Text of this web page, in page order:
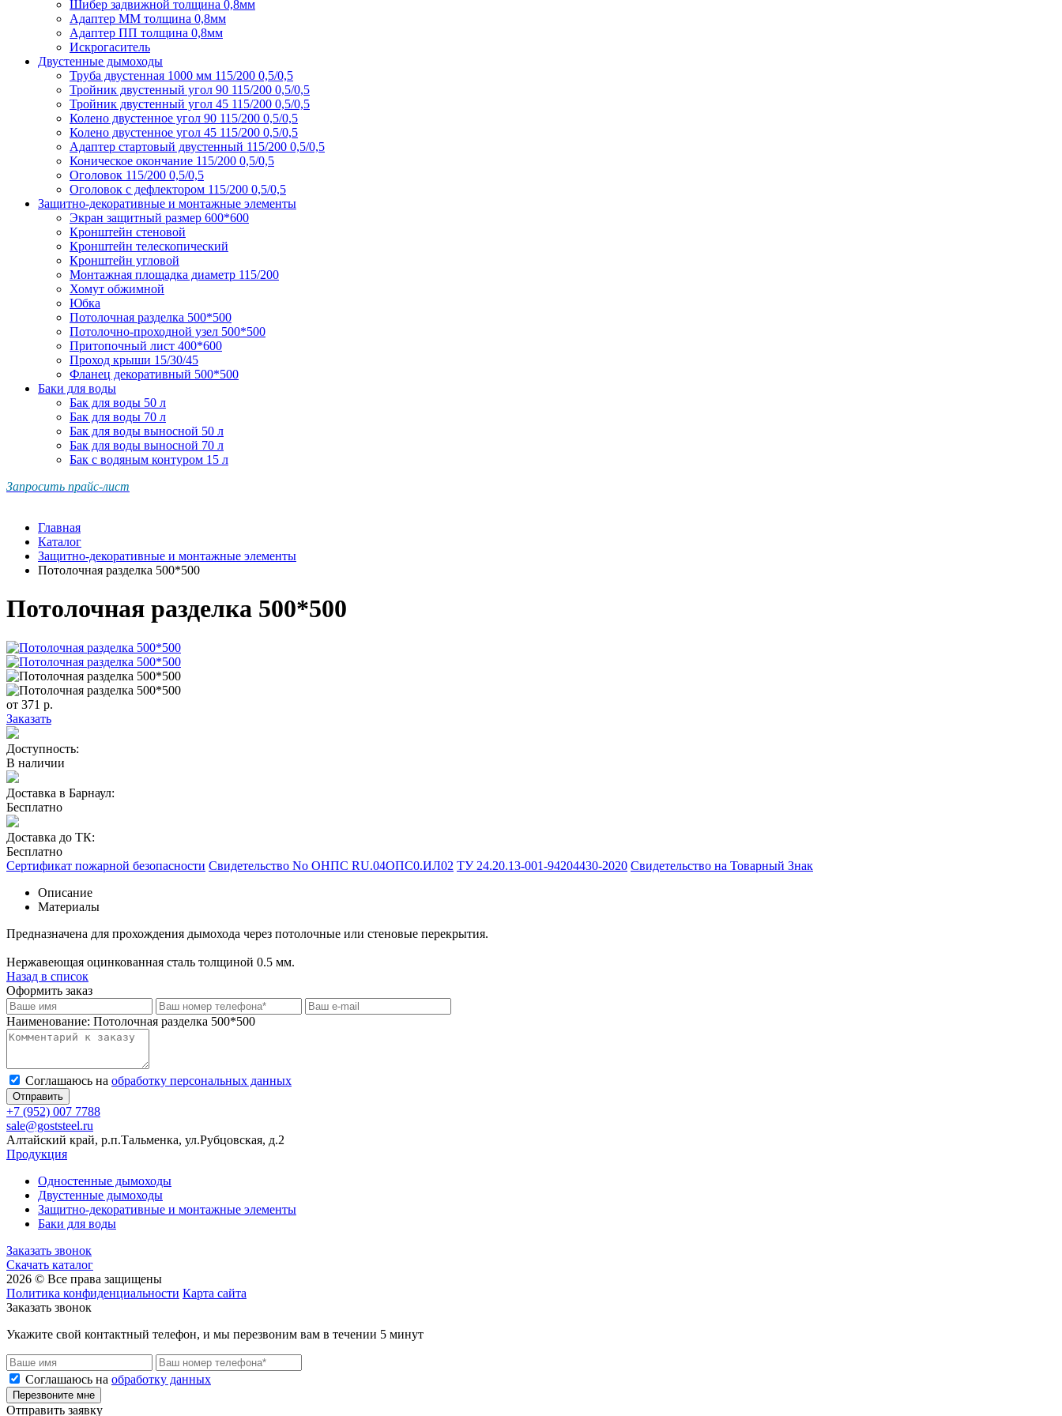
Шибер задвижной толщина 0,8мм
Адаптер ММ толщина 0,8мм
Адаптер ПП толщина 0,8мм
Искрогаситель
Двустенные дымоходы
Труба двустенная 1000 мм 115/200 0,5/0,5
Тройник двустенный угол 90 115/200 0,5/0,5
Тройник двустенный угол 45 115/200 0,5/0,5
Колено двустенное угол 90 115/200 0,5/0,5
Колено двустенное угол 45 115/200 0,5/0,5
Адаптер стартовый двустенный 115/200 0,5/0,5
Коническое окончание 115/200 0,5/0,5
Оголовок 115/200 0,5/0,5
Оголовок с дефлектором 115/200 0,5/0,5
Защитно-декоративные и монтажные элементы
Экран защитный размер 600*600
Кронштейн стеновой
Кронштейн телескопический
Кронштейн угловой
Монтажная площадка диаметр 115/200
Хомут обжимной
Юбка
Потолочная разделка 500*500
Потолочно-проходной узел 500*500
Притопочный лист 400*600
Проход крыши 15/30/45
Фланец декоративный 500*500
Баки для воды
Бак для воды 50 л
Бак для воды 70 л
Бак для воды выносной 50 л
Бак для воды выносной 70 л
Бак с водяным контуром 15 л
Запросить прайс-лист
Главная
Каталог
Защитно-декоративные и монтажные элементы
Потолочная разделка 500*500
Потолочная разделка 500*500
от 371 р.
Заказать
Доступность:
В наличии
Доставка в Барнаул:
Бесплатно
Доставка до ТК:
Бесплатно
Сертификат пожарной безопасности Свидетельство No ОНПС RU.04ОПС0.ИЛ02 ТУ 24.20.13-001-94204430-2020 Свидетельство на Товарный Знак
Описание
Материалы
Предназначена для прохождения дымохода через потолочные или стеновые перекрытия.
Нержавеющая оцинкованная сталь толщиной 0.5 мм.
Назад в список
Оформить заказ
Наименование: Потолочная разделка 500*500
Соглашаюсь на обработку персональных данных
Отправить
+7 (952) 007 7788
sale@goststeel.ru
Алтайский край, р.п.Тальменка, ул.Рубцовская, д.2
Продукция
Одностенные дымоходы
Двустенные дымоходы
Защитно-декоративные и монтажные элементы
Баки для воды
Заказать звонок
Скачать каталог
2026 © Все права защищены
Политика конфиденциальности Карта сайта
Заказать звонок
Укажите свой контактный телефон, и мы перезвоним вам в течении 5 минут
Соглашаюсь на обработку данных
Перезвоните мне
Отправить заявку